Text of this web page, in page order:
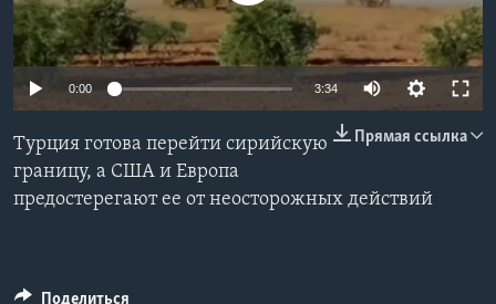
Learning English
СОЦИАЛЬНЫЕ СЕТИ
Языки
0:00 3:34
Прямая ссылка
Турция готова перейти сирийскую
границу, а США и Европа
предостерегают ее от неосторожных действий
Поделиться